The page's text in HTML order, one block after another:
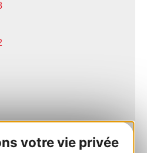
votre vie privée